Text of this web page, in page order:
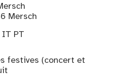
Mersch
IT PT
festives (concert et